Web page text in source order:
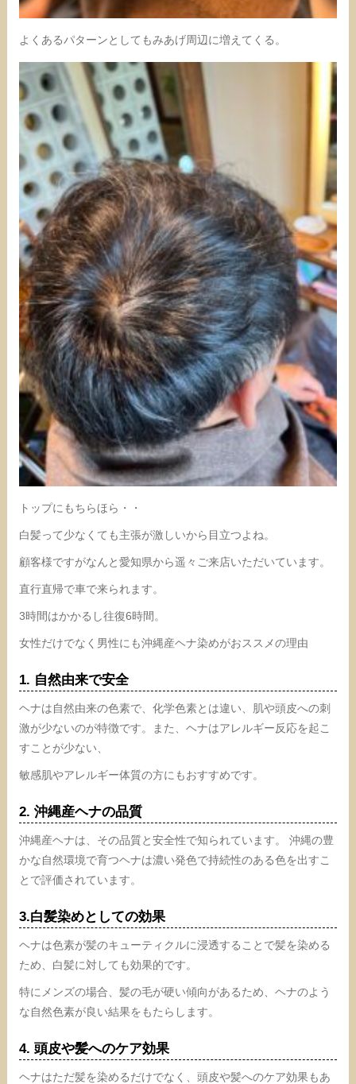
よくあるパターンとしてもみあげ周辺に増えてくる。
トップにもちらほら・・
白髪って少なくても主張が激しいから目立つよね。
顧客様ですがなんと愛知県から遥々ご来店いただいています。
直行直帰で車で来られます。
3時間はかかるし往復6時間。
女性だけでなく男性にも沖縄産ヘナ染めがおススメの理由
1. 自然由来で安全
ヘナは自然由来の色素で、化学色素とは違い、肌や頭皮への刺
激が少ないのが特徴です。また、ヘナはアレルギー反応を起こ
すことが少ない、
敏感肌やアレルギー体質の方にもおすすめです。
2. 沖縄産ヘナの品質
沖縄産ヘナは、その品質と安全性で知られています。 沖縄の豊
かな自然環境で育つヘナは濃い発色で持続性のある色を出すこ
とで評価されています。
3.白髪染めとしての効果
ヘナは色素が髪のキューティクルに浸透することで髪を染める
ため、白髪に対しても効果的です。
特にメンズの場合、髪の毛が硬い傾向があるため、ヘナのよう
な自然色素が良い結果をもたらします。
4. 頭皮や髪へのケア効果
ヘナはただ髪を染めるだけでなく、頭皮や髪へのケア効果もあ